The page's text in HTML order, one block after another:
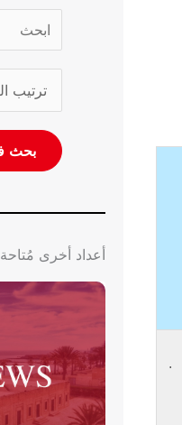
.
أعداد أخرى مُتاحة